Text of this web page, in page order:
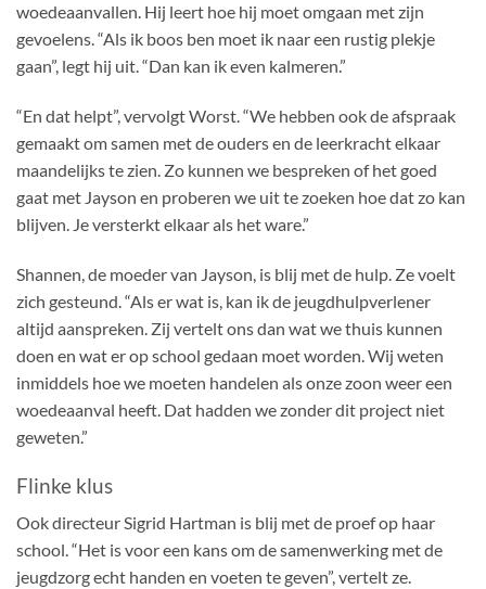
woedeaanvallen. Hij leert hoe hij moet omgaan met zijn
gevoelens. “Als ik boos ben moet ik naar een rustig plekje
gaan”, legt hij uit. “Dan kan ik even kalmeren.”
“En dat helpt”, vervolgt Worst. “We hebben ook de afspraak
gemaakt om samen met de ouders en de leerkracht elkaar
maandelijks te zien. Zo kunnen we bespreken of het goed
gaat met Jayson en proberen we uit te zoeken hoe dat zo kan
blijven. Je versterkt elkaar als het ware.”
Shannen, de moeder van Jayson, is blij met de hulp. Ze voelt
zich gesteund. “Als er wat is, kan ik de jeugdhulpverlener
altijd aanspreken. Zij vertelt ons dan wat we thuis kunnen
doen en wat er op school gedaan moet worden. Wij weten
inmiddels hoe we moeten handelen als onze zoon weer een
woedeaanval heeft. Dat hadden we zonder dit project niet
geweten.”
Flinke klus
Ook directeur Sigrid Hartman is blij met de proef op haar
school. “Het is voor een kans om de samenwerking met de
jeugdzorg echt handen en voeten te geven”, vertelt ze.